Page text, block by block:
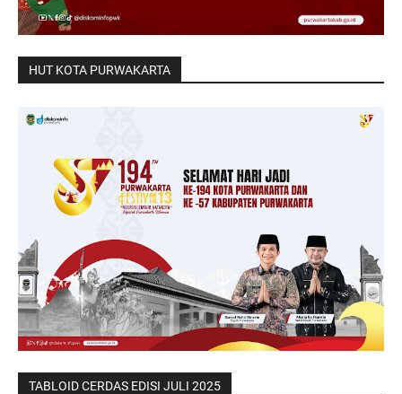
HUT KOTA PURWAKARTA
TABLOID CERDAS EDISI JULI 2025